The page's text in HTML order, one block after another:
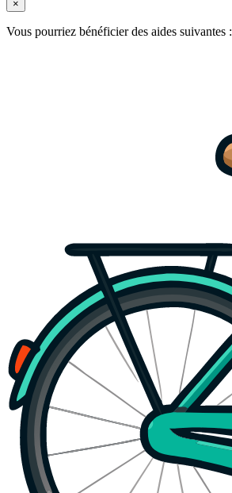
×
Vous pourriez bénéficier des aides suivantes :